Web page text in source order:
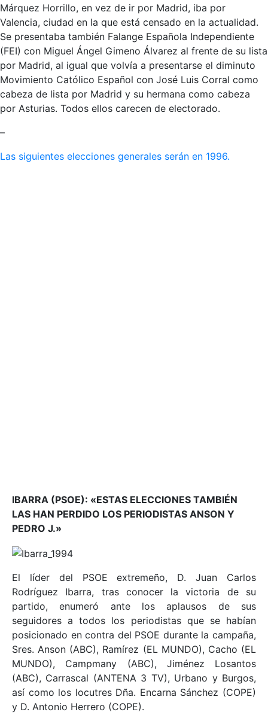
Márquez Horrillo, en vez de ir por Madrid, iba por
Valencia, ciudad en la que está censado en la actualidad.
Se presentaba también Falange Española Independiente
(FEI) con Miguel Ángel Gimeno Álvarez al frente de su lista
por Madrid, al igual que volvía a presentarse el diminuto
Movimiento Católico Español con José Luis Corral como
cabeza de lista por Madrid y su hermana como cabeza
por Asturias. Todos ellos carecen de electorado.
–
Las siguientes elecciones generales serán en 1996.
IBARRA (PSOE): «ESTAS ELECCIONES TAMBIÉN
LAS HAN PERDIDO LOS PERIODISTAS ANSON Y
PEDRO J.»
El líder del PSOE extremeño, D. Juan Carlos
Rodríguez Ibarra, tras conocer la victoria de su
partido, enumeró ante los aplausos de sus
seguidores a todos los periodistas que se habían
posicionado en contra del PSOE durante la campaña,
Sres. Anson (ABC), Ramírez (EL MUNDO), Cacho (EL
MUNDO), Campmany (ABC), Jiménez Losantos
(ABC), Carrascal (ANTENA 3 TV), Urbano y Burgos,
así como los locutres Dña. Encarna Sánchez (COPE)
y D. Antonio Herrero (COPE).